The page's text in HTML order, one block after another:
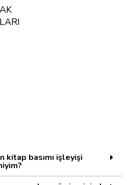
kitap basımı işleyişi